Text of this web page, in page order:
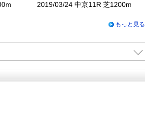
2019/03/24 中京11R 芝1200m
もっと見る